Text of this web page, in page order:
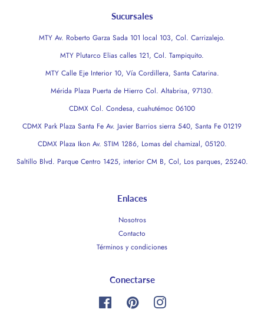
Sucursales
MTY Av. Roberto Garza Sada 101 local 103, Col. Carrizalejo.
MTY Plutarco Elias calles 121, Col. Tampiquito.
MTY Calle Eje Interior 10, Vía Cordillera, Santa Catarina.
Mérida Plaza Puerta de Hierro Col. Altabrisa, 97130.
CDMX Col. Condesa, cuahutémoc 06100
CDMX Park Plaza Santa Fe Av. Javier Barrios sierra 540, Santa Fe 01219
CDMX Plaza Ikon Av. STIM 1286, Lomas del chamizal, 05120.
Saltillo Blvd. Parque Centro 1425, interior CM B, Col, Los parques, 25240.
Enlaces
Nosotros
Contacto
Términos y condiciones
Conectarse
FacebookPinterestInstagram